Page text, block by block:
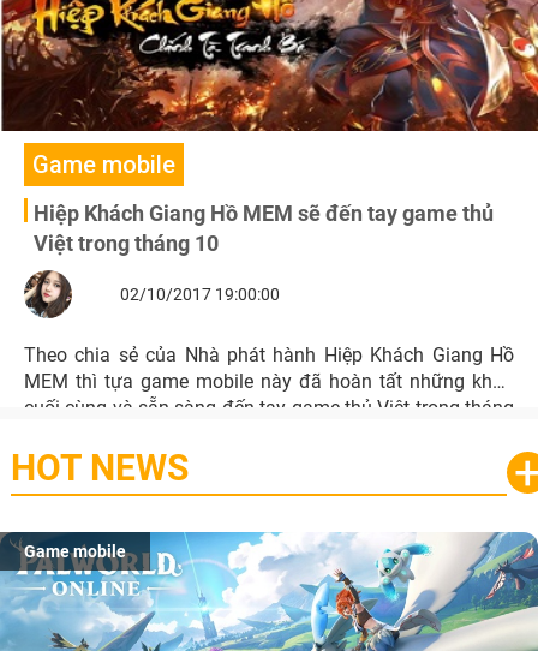
Game mobile
Hiệp Khách Giang Hồ MEM sẽ đến tay game thủ
Việt trong tháng 10
02/10/2017 19:00:00
Theo chia sẻ của Nhà phát hành Hiệp Khách Giang Hồ
MEM thì tựa game mobile này đã hoàn tất những khâu
cuối cùng và sẵn sàng đến tay game thủ Việt trong tháng
HOT NEWS
Game mobile